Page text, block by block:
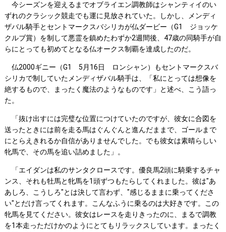
今シーズンを迎えるまでオブライエン調教師はシャンティイのい
ずれのクラシック競走でも運に見放されていた。しかし、メンディ
ザバル騎手とセントマークスバシリカが仏ダービー（G1 ジョッケ
クルブ賞）を制して悪霊を鎮めたわずか2週間後、47歳の同騎手が自
らにとっても初めてとなる仏オークス制覇を達成したのだ。
仏2000ギニー（G1 5月16日 ロンシャン）もセントマークスバ
シリカで制していたメンディザバル騎手は、「私にとっては想像を
絶するもので、まったく魔法のようなものです」と述べ、こう語っ
た。
「抜け出すには完璧な位置につけていたのですが、彼女に合図を
送ったときには前を走る馬はぐんぐんと進んだままで、ゴールまで
にとらえきれるか自信がありませんでした。でも彼女は素晴らしい
牝馬で、その馬を追い詰めました」。
「エイダンは私のサンタクロースです。優良馬2頭に騎乗するチャ
ンス、それも牡馬と牝馬を1頭ずつもたらしてくれました。彼は"あ
あしろ、こうしろ"とは決して言わず、"感じるままに乗ってくださ
い"とだけ言ってくれます。こんなふうに乗るのは大好きです。この
牝馬を見てください。彼女はレースを走りきったのに、まるで調教
を1本走っただけかのようにとてもリラックスしています。まったく